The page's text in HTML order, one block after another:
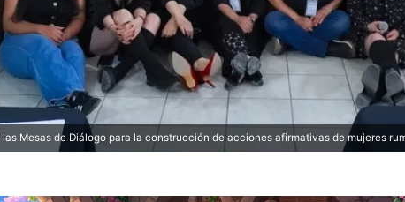
Mesas de Diálogo para la construcción de acciones afirmativas de mujeres